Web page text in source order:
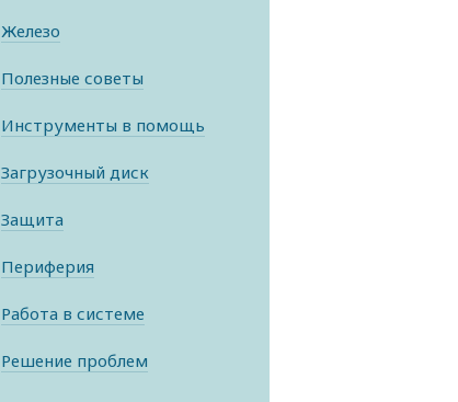
Железо
Полезные советы
Инструменты в помощь
Загрузочный диск
Защита
Периферия
Работа в системе
Решение проблем